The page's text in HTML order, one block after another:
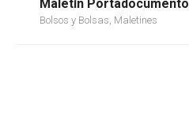
Maletín Portadocumento
Bolsos y Bolsas, Maletines